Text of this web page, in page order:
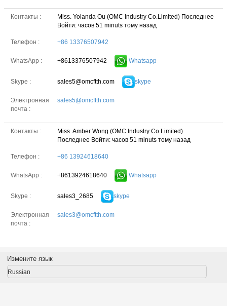
Контакты : Miss. Yolanda Ou (OMC Industry Co.Limited) Последнее
Войти: часов 51 minuts тому назад
Телефон : +86 13376507942
WhatsApp : +8613376507942 Whatsapp
Skype : sales5@omcftth.com skype
Электронная
почта :
sales5@omcftth.com
Контакты :
Miss. Amber Wong (OMC Industry Co.Limited)
Последнее Войти: часов 51 minuts тому назад
Телефон : +86 13924618640
WhatsApp : +8613924618640 Whatsapp
Skype : sales3_2685 skype
Электронная
почта :
sales3@omcftth.com
Измените язык
Russian